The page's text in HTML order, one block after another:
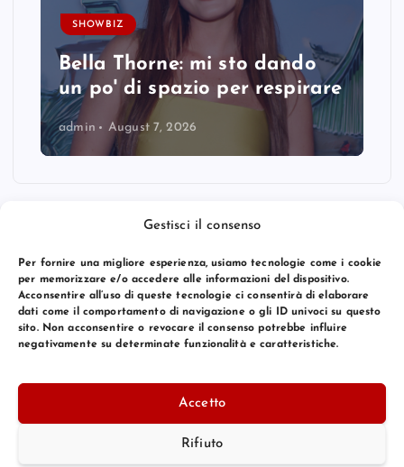
Gestisci il consenso
Per fornire una migliore esperienza, usiamo tecnologie come i cookie
per memorizzare e/o accedere alle informazioni del dispositivo.
Acconsentire all’uso di queste tecnologie ci consentirà di elaborare
dati come il comportamento di navigazione o gli ID univoci su questo
sito. Non acconsentire o revocare il consenso potrebbe influire
negativamente su determinate funzionalità e caratteristiche.
Accetto
Rifiuto
SHOWBIZ
Bella Thorne: mi sto dando
un po' di spazio per respirare
admin August 7, 2026